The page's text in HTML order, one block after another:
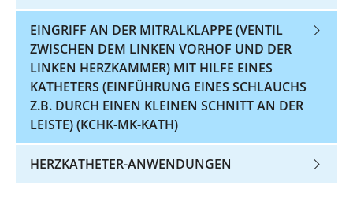
EINGRIFF AN DER MITRALKLAPPE (VENTIL
ZWISCHEN DEM LINKEN VORHOF UND DER
LINKEN HERZKAMMER) MIT HILFE EINES
KATHETERS (EINFÜHRUNG EINES SCHLAUCHS
Z.B. DURCH EINEN KLEINEN SCHNITT AN DER
LEISTE) (KCHK-MK-KATH)
HERZKATHETER-ANWENDUNGEN